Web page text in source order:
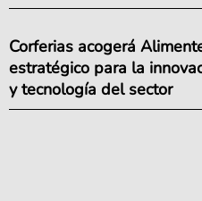
Corferias acogerá
estratégico para la
y tecnología del sector